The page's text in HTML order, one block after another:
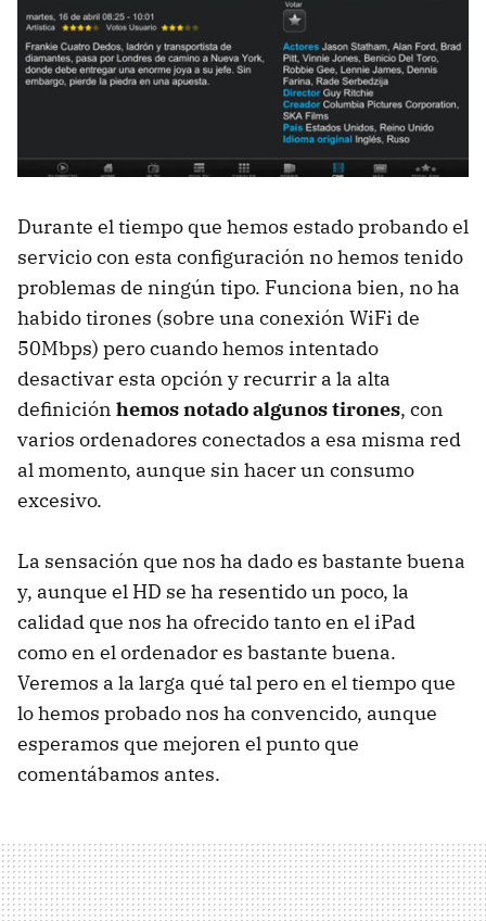
Durante el tiempo que hemos estado probando el
servicio con esta configuración no hemos tenido
problemas de ningún tipo. Funciona bien, no ha
habido tirones (sobre una conexión WiFi de
50Mbps) pero cuando hemos intentado
desactivar esta opción y recurrir a la alta
definición hemos notado algunos tirones, con
varios ordenadores conectados a esa misma red
al momento, aunque sin hacer un consumo
excesivo.
La sensación que nos ha dado es bastante buena
y, aunque el HD se ha resentido un poco, la
calidad que nos ha ofrecido tanto en el iPad
como en el ordenador es bastante buena.
Veremos a la larga qué tal pero en el tiempo que
lo hemos probado nos ha convencido, aunque
esperamos que mejoren el punto que
comentábamos antes.